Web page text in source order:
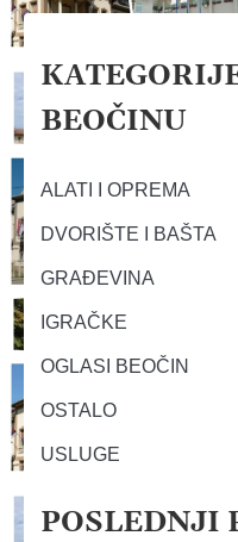
BEOČINU
ALATI I OPREMA
DVORIŠTE I BAŠTA
GRAĐEVINA
IGRAČKE
OGLASI BEOČIN
OSTALO
USLUGE
POSLEDNJI